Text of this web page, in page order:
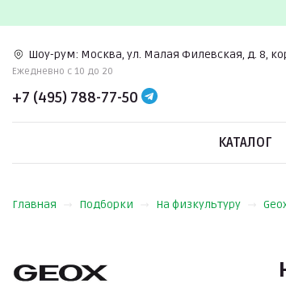
Шоу-рум: Москва, ул. Малая Филевская, д. 8,
Ежедневно c 10 до 20
+7 (495) 788-77-50
КАТАЛОГ
Главная Подборки На физкультуру